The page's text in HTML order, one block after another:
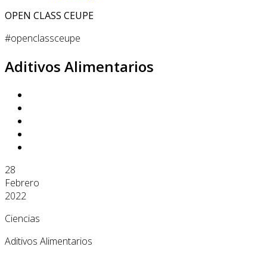
OPEN CLASS CEUPE
#openclassceupe
Aditivos Alimentarios
28
Febrero
2022
Ciencias
Aditivos Alimentarios